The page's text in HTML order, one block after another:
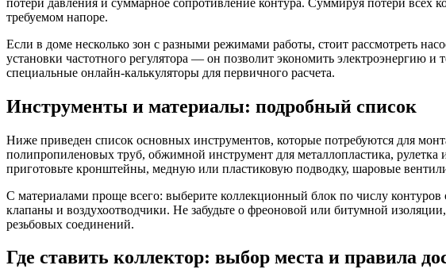
требуемом напоре.
Если в доме несколько зон с разными режимами работы, стоит рассмотреть
установки частотного регулятора — он позволит экономить электроэнергию
специальные онлайн-калькуляторы для первичного расчета.
Инструменты и материалы: подробный список
Ниже приведен список основных инструментов, которые потребуются для
полипропиленовых труб, обжимной инструмент для металлопластика,
приготовьте кронштейны, медную или пластиковую подводку, шаровые
С материалами проще всего: выберите коллекционный блок по числу
клапаны и воздухоотводчики. Не забудьте о фреоновой или битумной
резьбовых соединений.
Где ставить коллектор: выбор места и правила